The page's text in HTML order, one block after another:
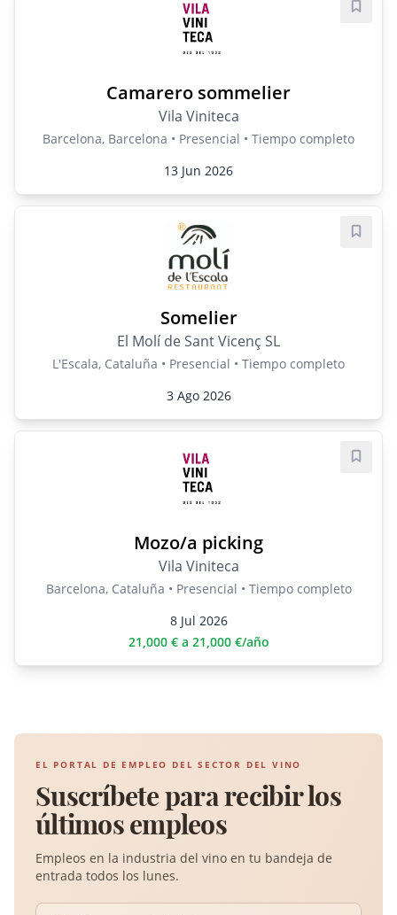
Camarero sommelier
Vila Viniteca
Barcelona, Barcelona • Presencial • Tiempo completo
13 Jun 2026
Somelier
El Molí de Sant Vicenç SL
L'Escala, Cataluña • Presencial • Tiempo completo
3 Ago 2026
Mozo/a picking
Vila Viniteca
Barcelona, Cataluña • Presencial • Tiempo completo
8 Jul 2026
21,000 € a 21,000 €/año
EL PORTAL DE EMPLEO DEL SECTOR DEL VINO
Suscríbete para recibir los
últimos empleos
Empleos en la industria del vino en tu bandeja de
entrada todos los lunes.